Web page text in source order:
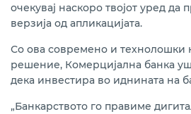
очекувај наскоро твојот уред да
верзија од апликацијата.
Со ова современо и технолошки
решение, Комерцијална банка
дека инвестира во иднината на
„Банкарството го правиме